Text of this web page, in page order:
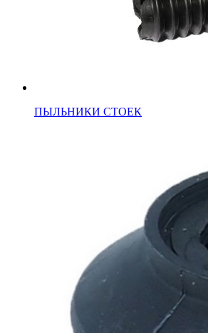
ПЫЛЬНИКИ СТОЕК